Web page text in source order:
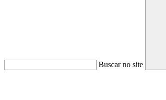
Buscar no site